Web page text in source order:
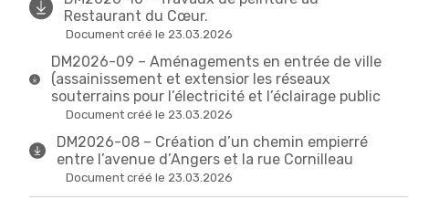
Restaurant du Cœur.
Document créé le 23.03.2026
DM2026-09 – Aménagements en entrée de ville
(assainissement et extensior les réseaux
souterrains pour l’électricité et l’éclairage public
Document créé le 23.03.2026
DM2026-08 – Création d’un chemin empierré
entre l’avenue d’Angers et la rue Cornilleau
Document créé le 23.03.2026